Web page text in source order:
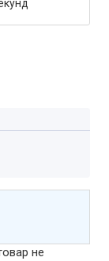
не